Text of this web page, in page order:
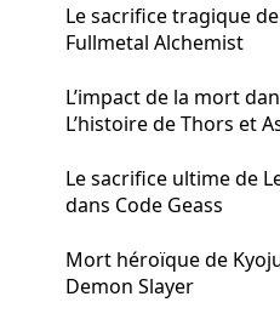
Le sacrifice tragique
Fullmetal Alchemist
L’impact de la mort
L’histoire de Thors et
Le sacrifice ultime de
dans Code Geass
Mort héroïque de
Demon Slayer